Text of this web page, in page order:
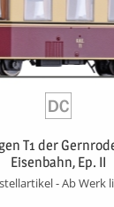
T1 der
Eisenbahn, Ep. II
- Ab Werk